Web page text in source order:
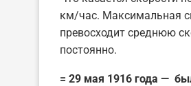
км/час. Максимальная
превосходит среднюю
постоянно.
= 29 мая 1916 года —